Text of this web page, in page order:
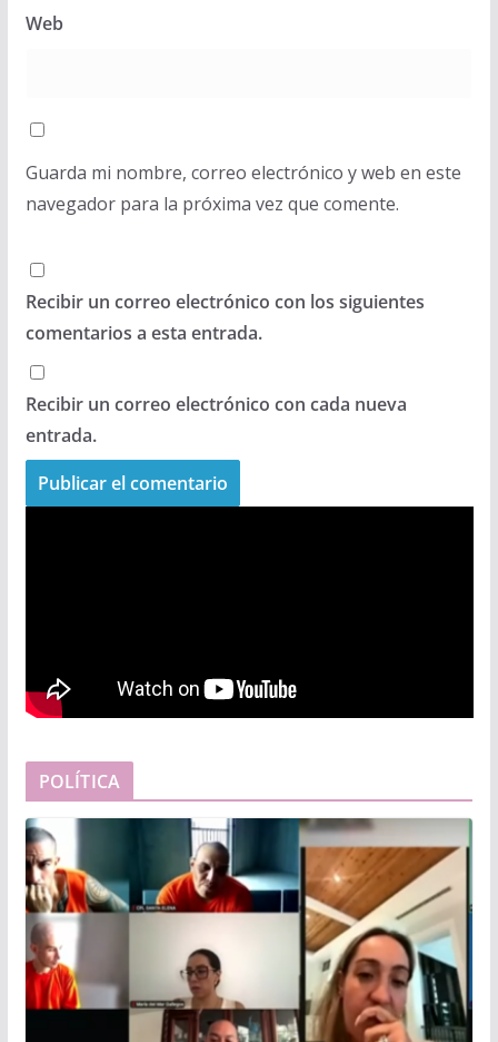
Web
Guarda mi nombre, correo electrónico y web en este
navegador para la próxima vez que comente.
Recibir un correo electrónico con los siguientes
comentarios a esta entrada.
Recibir un correo electrónico con cada nueva
entrada.
POLÍTICA